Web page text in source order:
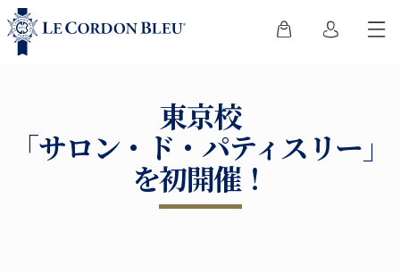
東京校
「サロン・ド・パティスリー」
を初開催！